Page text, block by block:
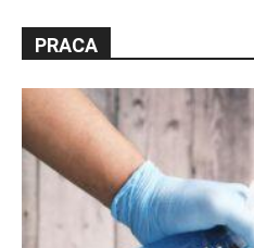
PRACA